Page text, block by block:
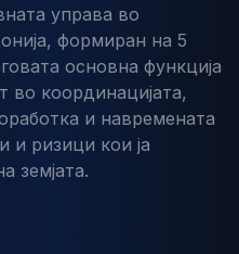
управа во
формиран на 5
основна функција
во координацијата,
и навремената
и ризици кои ја
земјата.